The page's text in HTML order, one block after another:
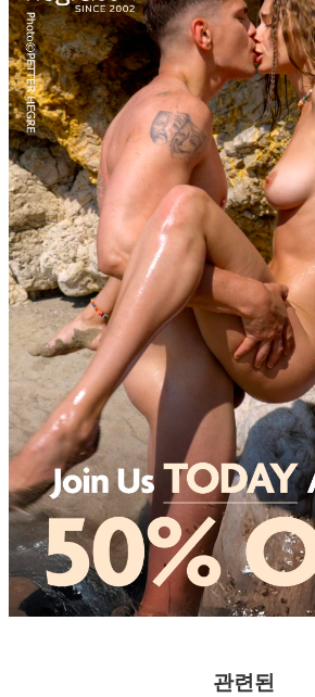
관련된